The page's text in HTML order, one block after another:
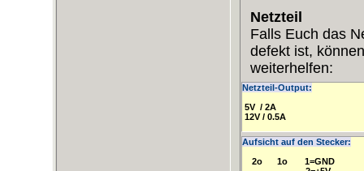
Netzteil
Falls Euch das
defekt ist,
weiterhelfen:
Netzteil-Output:
5V  / 2A
12V / 0.5A
Aufsicht auf den Stecker:
2o      1o       1=GND